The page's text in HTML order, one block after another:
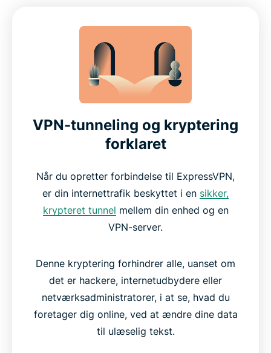
VPN-tunneling og kryptering
forklaret
Når du opretter forbindelse til ExpressVPN,
er din internettrafik beskyttet i en sikker,
krypteret tunnel mellem din enhed og en
VPN-server.
Denne kryptering forhindrer alle, uanset om
det er hackere, internetudbydere eller
netværksadministratorer, i at se, hvad du
foretager dig online, ved at ændre dine data
til ulæselig tekst.